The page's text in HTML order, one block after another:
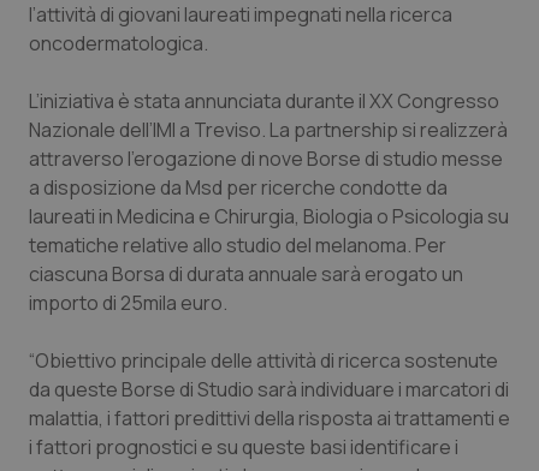
Campania
Emilia-Romagna
Friuli Venezia Giulia
Lazio
Liguria
Marche
Molise
Car-T
Colesterolo & coronaropatie
Dermatite Atopica
Diabete & glucometri
Disturbi dell’umore
Donna & Salute
Epatiti
l’attività di giovani laureati impegnati nella ricerca
oncodermatologica.
L’iniziativa è stata annunciata durante il XX Congresso
Nazionale dell’IMI a Treviso. La partnership si realizzerà
attraverso l’erogazione di nove Borse di studio messe
a disposizione da Msd per ricerche condotte da
laureati in Medicina e Chirurgia, Biologia o Psicologia su
tematiche relative allo studio del melanoma. Per
ciascuna Borsa di durata annuale sarà erogato un
importo di 25mila euro.
“Obiettivo principale delle attività di ricerca sostenute
da queste Borse di Studio sarà individuare i marcatori di
malattia, i fattori predittivi della risposta ai trattamenti e
i fattori prognostici e su queste basi identificare i